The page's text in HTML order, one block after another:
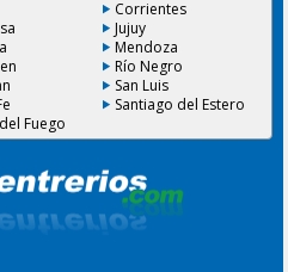
Corrientes
Jujuy
Mendoza
Río Negro
San Luis
Santiago del Estero
Fuego